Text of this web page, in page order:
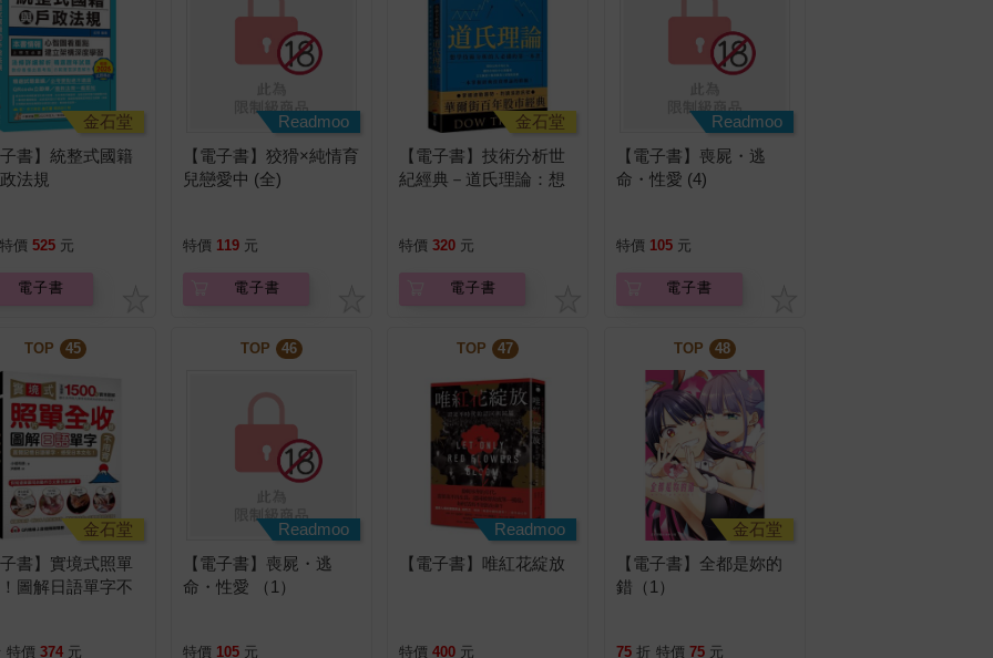
金石堂
書】統整式國籍
法規
特價 525 元
電子書
Readmoo
【電子書】狡猾×純情育
兒戀愛中 (全)
特價 119 元
電子書
金石堂
【電子書】技術分析世
紀經典－道氏理論：想
特價 320 元
電子書
Readmoo
【電子書】喪屍・逃
命・性愛 (4)
特價 105 元
電子書
TOP 45
金石堂
書】實境式照單
圖解日語單字不
特價 374 元
TOP 46
Readmoo
【電子書】喪屍・逃
命・性愛 （1）
特價 105 元
TOP 47
Readmoo
【電子書】唯紅花綻放
特價 400 元
TOP 48
金石堂
【電子書】全都是妳的
錯（1）
75 折 特價 75 元